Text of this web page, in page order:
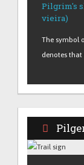
Pilgrim's
vieira)
The symbol
denotes that